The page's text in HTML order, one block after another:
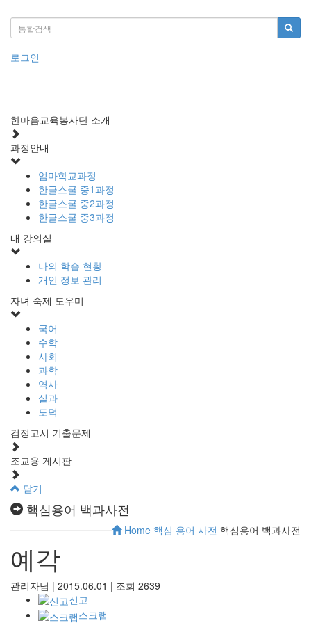
로그인
한마음교육봉사단 소개
과정안내
엄마학교과정
한글스쿨 중1과정
한글스쿨 중2과정
한글스쿨 중3과정
내 강의실
나의 학습 현황
개인 정보 관리
자녀 숙제 도우미
국어
수학
사회
과학
역사
실과
도덕
검정고시 기출문제
조교용 게시판
닫기
핵심용어 백과사전
Home 핵심 용어 사전 핵심용어 백과사전
예각
관리자님 | 2015.06.01 | 조회 2639
신고
스크랩